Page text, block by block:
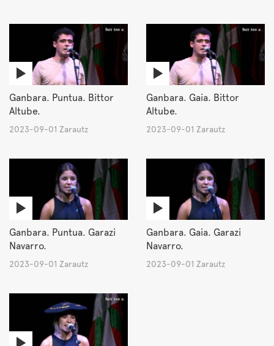
Ganbara. Puntua. Bittor
Altube.
2023-09-01 Zarautz
Ganbara. Gaia. Bittor
Altube.
2023-09-01 Zarautz
Ganbara. Puntua. Garazi
Navarro.
2023-09-01 Zarautz
Ganbara. Gaia. Garazi
Navarro.
2023-09-01 Zarautz